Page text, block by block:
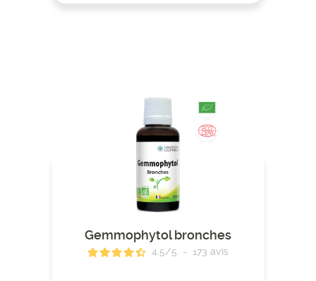
Gemmophytol bronches
4.5/5 - 173 avis